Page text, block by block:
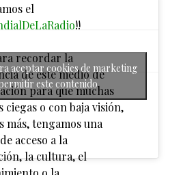
el
!!
recordar la
de este medio de
para que muchas
ciegas o con baja visión,
más, tengamos una
acceso a la
la cultura, el
aceptar cookies de marketing
este contenido